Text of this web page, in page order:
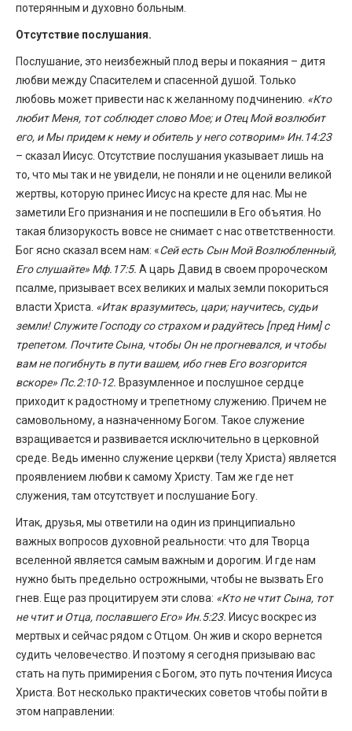
потерянным и духовно больным.
Отсутствие послушания.
Послушание, это неизбежный плод веры и покаяния – дитя
любви между Спасителем и спасенной душой. Только
любовь может привести нас к желанному подчинению. «Кто
любит Меня, тот соблюдет слово Мое; и Отец Мой возлюбит
его, и Мы придем к нему и обитель у него сотворим» Ин.14:23
– сказал Иисус. Отсутствие послушания указывает лишь на
то, что мы так и не увидели, не поняли и не оценили великой
жертвы, которую принес Иисус на кресте для нас. Мы не
заметили Его признания и не поспешили в Его объятия. Но
такая близорукость вовсе не снимает с нас ответственности.
Бог ясно сказал всем нам: «Сей есть Сын Мой Возлюбленный,
Его слушайте» Мф.17:5. А царь Давид в своем пророческом
псалме, призывает всех великих и малых земли покориться
власти Христа. «Итак вразумитесь, цари; научитесь, судьи
земли! Служите Господу со страхом и радуйтесь [пред Ним] с
трепетом. Почтите Сына, чтобы Он не прогневался, и чтобы
вам не погибнуть в пути вашем, ибо гнев Его возгорится
вскоре» Пс.2:10-12. Вразумленное и послушное сердце
приходит к радостному и трепетному служению. Причем не
самовольному, а назначенному Богом. Такое служение
взращивается и развивается исключительно в церковной
среде. Ведь именно служение церкви (телу Христа) является
проявлением любви к самому Христу. Там же где нет
служения, там отсутствует и послушание Богу.
Итак, друзья, мы ответили на один из принципиально
важных вопросов духовной реальности: что для Творца
вселенной является самым важным и дорогим. И где нам
нужно быть предельно острожными, чтобы не вызвать Его
гнев. Еще раз процитируем эти слова: «Кто не чтит Сына, тот
не чтит и Отца, пославшего Его» Ин.5:23. Иисус воскрес из
мертвых и сейчас рядом с Отцом. Он жив и скоро вернется
судить человечество. И поэтому я сегодня призываю вас
стать на путь примирения с Богом, это путь почтения Иисуса
Христа. Вот несколько практических советов чтобы пойти в
этом направлении: